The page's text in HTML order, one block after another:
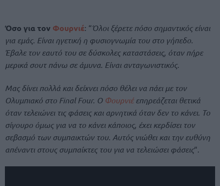
Όσο για τον Φουρνιέ: “Όλοι ξέρετε πόσο σημαντικός είναι
για εμάς. Είναι ηγετική η φυσιογνωμία του στο γήπεδο.
Έβαλε τον εαυτό του σε δύσκολες καταστάσεις, όταν πήρε
μερικά σουτ πάνω σε άμυνα. Είναι ανταγωνιστικός.
Μας δίνει πολλά και δείχνει πόσο θέλει να πάει με τον
Ολυμπιακό στο Final Four. Ο Φουρνιέεπηρεάζεται θετικά
όταν τελειώνει τις φάσεις και αρνητικά όταν δεν το κάνει. Το
σίγουρο όμως για να το κάνει κάποιος, έχει κερδίσει τον
σεβασμό των συμπαικτών του. Αυτός νιώθει και την ευθύνη
απέναντι στους συμπαίκτες του για να τελειώσει φάσεις“.